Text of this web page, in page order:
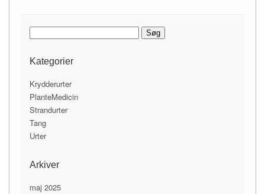
Søg
efter:
Kategorier
Krydderurter
PlanteMedicin
Strandurter
Tang
Urter
Arkiver
maj 2025